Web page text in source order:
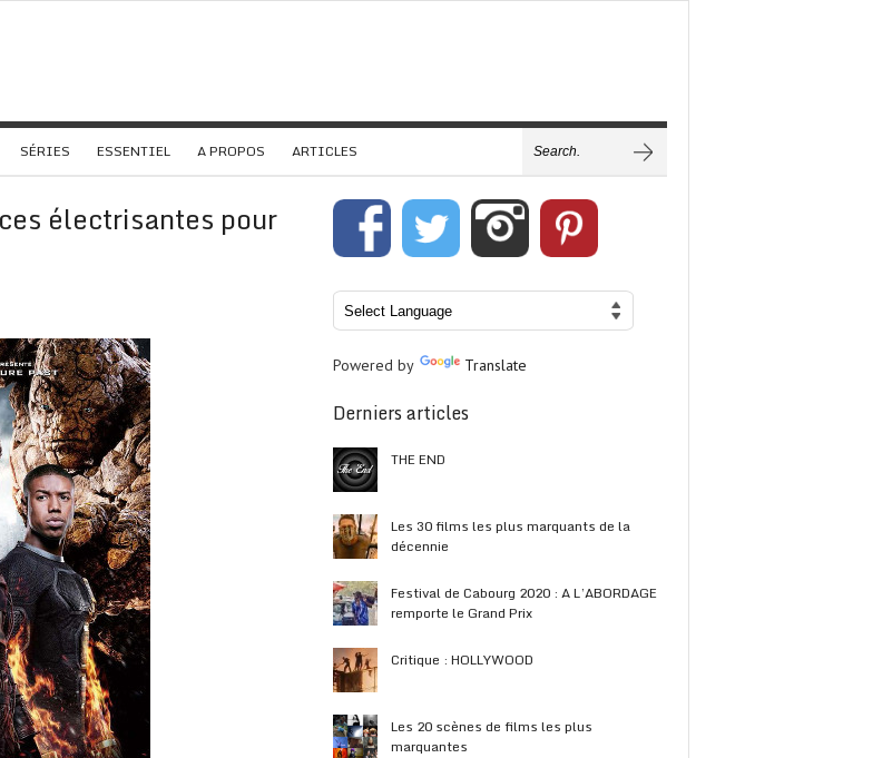
SÉRIES ESSENTIEL A PROPOS ARTICLES
électrisantes pour
Powered by Translate
Derniers articles
THE END
Les 30 films les plus marquants de la
décennie
Festival de Cabourg 2020 : A L’ABORDAGE
remporte le Grand Prix
Critique : HOLLYWOOD
Les 20 scènes de films les plus
marquantes